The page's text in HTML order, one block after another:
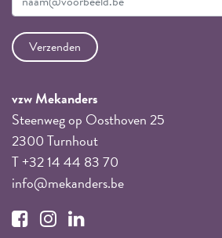
vzw Mekanders
Steenweg op Oosthoven 25
2300 Turnhout
T +32 14 44 83 70
info@mekanders.be